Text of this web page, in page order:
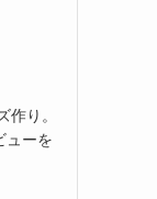
作り。
ューを